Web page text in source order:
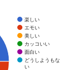
楽しい
エモい
美しい
カッコいい
面白い
どうしようもな
い